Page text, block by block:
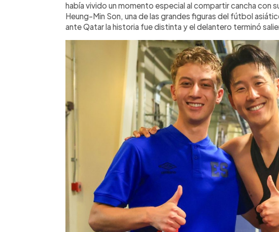
había vivido un momento especial al compartir cancha con
Heung-Min Son, una de las grandes figuras del fútbol
ante Qatar la historia fue distinta y el delantero terminó